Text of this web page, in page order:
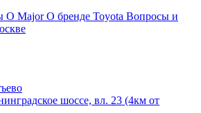
О MajorО бренде Toyota Вопросы и
шоссе, вл. 23 (4км от